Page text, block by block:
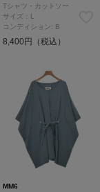
Tシャツ・カットソー
サイズ：L
コンディション: B
8,400円（税込）
MM6